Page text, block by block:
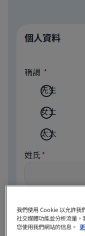
個人資料
稱謂
先生
女士
太太
姓氏
我們使用 Cookie 以允許我
社交媒體功能並分析流量
您使用我們網站的信息。